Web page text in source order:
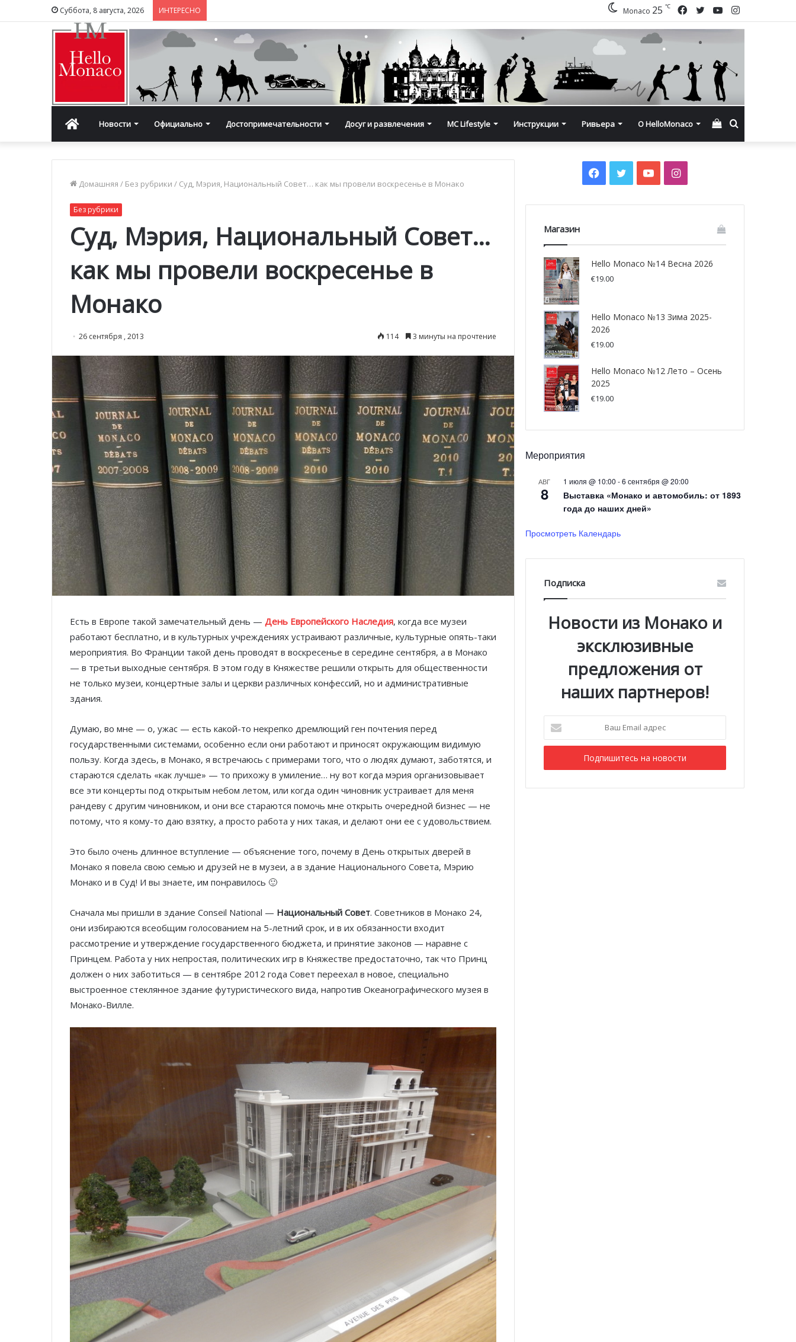
Суббота, 8 августа, 2026 ИНТЕРЕСНО Instagram
YouTube
Twitter
Facebook
Monaco 25 ℃
ГлавнаяНовости Официально Достопримечательности Досуг и развлечения MC Lifestyle Инструкции Ривьера О HelloMonaco Смотреть
Домашняя / Без рубрики / Суд, Мэрия, Национальный Совет… как мы провели воскресенье в Монако
Без рубрики
Суд, Мэрия, Национальный Совет…
как мы провели воскресенье в
Монако
26 сентября , 2013 114 3 минуты на прочтение
Есть в Европе такой замечательный день — День Европейского Наследия, когда все музеи
работают бесплатно, и в культурных учреждениях устраивают различные, культурные опять-таки
мероприятия. Во Франции такой день проводят в воскресенье в середине сентября, а в Монако
— в третьи выходные сентября. В этом году в Княжестве решили открыть для общественности
не только музеи, концертные залы и церкви различных конфессий, но и административные
здания.
Думаю, во мне — о, ужас — есть какой-то некрепко дремлющий ген почтения перед
государственными системами, особенно если они работают и приносят окружающим видимую
пользу. Когда здесь, в Монако, я встречаюсь с примерами того, что о людях думают, заботятся, и
стараются сделать «как лучше» — то прихожу в умиление… ну вот когда мэрия организовывает
все эти концерты под открытым небом летом, или когда один чиновник устраивает для меня
рандеву с другим чиновником, и они все стараются помочь мне открыть очередной бизнес — не
потому, что я кому-то даю взятку, а просто работа у них такая, и делают они ее с удовольствием.
Это было очень длинное вступление — объяснение того, почему в День открытых дверей в
Монако я повела свою семью и друзей не в музеи, а в здание Национального Совета, Мэрию
Монако и в Суд! И вы знаете, им понравилось 🙂
Сначала мы пришли в здание Conseil National — Национальный Совет. Советников в Монако 24,
они избираются всеобщим голосованием на 5-летний срок, и в их обязанности входит
рассмотрение и утверждение государственного бюджета, и принятие законов — наравне с
Принцем. Работа у них непростая, политических игр в Княжестве предостаточно, так что Принц
должен о них заботиться — в сентябре 2012 года Совет переехал в новое, специально
выстроенное стеклянное здание футуристического вида, напротив Океанографического музея в
Монако-Вилле.
Facebook
TwitterYouTubeInstagram
Магазин
Hello Monaco №14 Весна 2026
€19.00
Hello Monaco №13 Зима 2025-
2026
€19.00
Hello Monaco №12 Лето – Осень
2025
€19.00
Мероприятия
АВГ
8
1 июля @ 10:00 -6 сентября @ 20:00
Выставка «Монако и автомобиль: от 1893
года до наших дней»
Просмотреть Календарь
Подписка
Новости из Монако и
эксклюзивные
предложения от
наших партнеров!
Email
адрес